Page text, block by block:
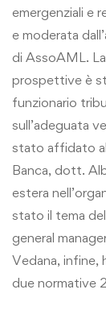
emergenziali e
e moderata
di AssoAML.
prospettive è
funzionario
sull’adeguata
stato affidato
Banca, dott.
estera
stato il tema
general
Vedana, infine,
due normative